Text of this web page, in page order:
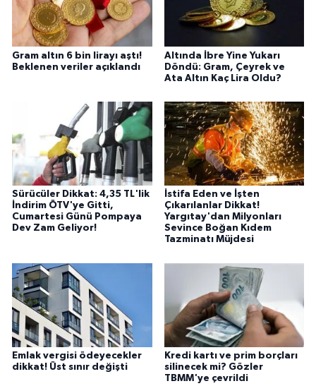
Gram altın 6 bin lirayı aştı!
Beklenen veriler açıklandı
Altında İbre Yine Yukarı
Döndü: Gram, Çeyrek ve
Ata Altın Kaç Lira Oldu?
Sürücüler Dikkat: 4,35 TL'lik
İndirim ÖTV'ye Gitti,
Cumartesi Günü Pompaya
Dev Zam Geliyor!
İstifa Eden ve İşten
Çıkarılanlar Dikkat!
Yargıtay'dan Milyonları
Sevince Boğan Kıdem
Tazminatı Müjdesi
Emlak vergisi ödeyecekler
dikkat! Üst sınır değişti
Kredi kartı ve prim borçları
silinecek mi? Gözler
TBMM'ye çevrildi